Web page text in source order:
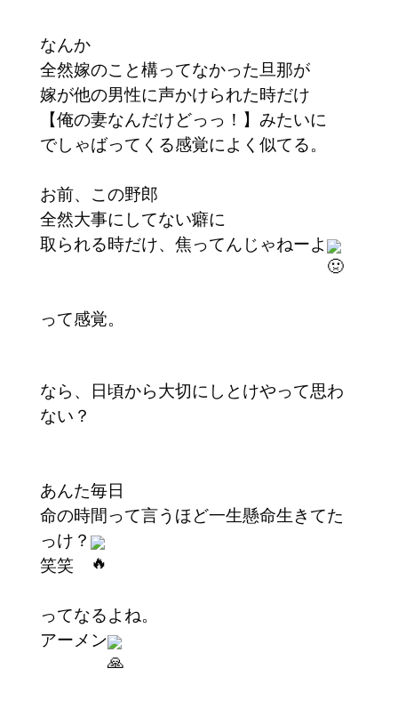
なんか
全然嫁のこと構ってなかった旦那が
嫁が他の男性に声かけられた時だけ
【俺の妻なんだけどっっ！】みたいに
でしゃばってくる感覚によく似てる。
お前、この野郎
全然大事にしてない癖に
取られる時だけ、焦ってんじゃねーよ
って感覚。
なら、日頃から大切にしとけやって思わ
ない？
あんた毎日
命の時間って言うほど一生懸命生きてた
っけ？
笑笑
ってなるよね。
アーメン